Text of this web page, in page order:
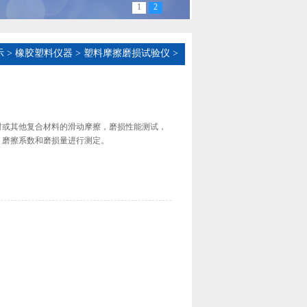
1 2
> 橡胶塑料仪器 > 塑料摩擦磨损试验仪 >
其他复合材料的滑动摩擦，磨损性能测试，
擦系数和磨损量进行测定。